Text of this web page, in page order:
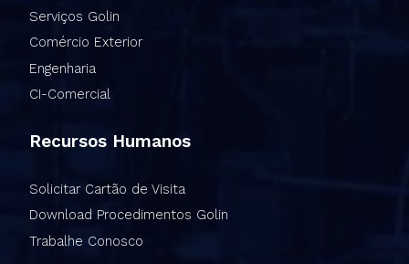
Serviços Golin
Comércio Exterior
Engenharia
CI-Comercial
Recursos Humanos
Solicitar Cartão de Visita
Download Procedimentos Golin
Trabalhe Conosco